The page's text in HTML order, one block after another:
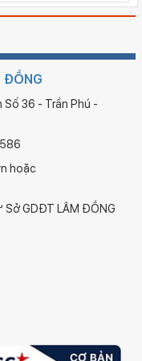
ĐỒNG
Số 36 - Trần Phú -
hoặc
GDĐT LÂM ĐỒNG